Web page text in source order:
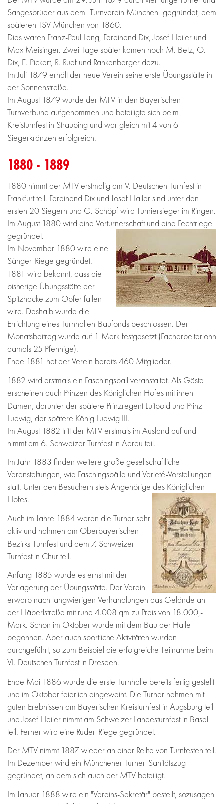
Sangesbrüder aus dem "Turnverein München" gegründet, dem
späteren TSV München von 1860.
Dies waren Franz-Paul Lang, Ferdinand Dix, Josef Hailer und
Max Meisinger. Zwei Tage später kamen noch M. Betz, O.
Dix, E. Pickert, R. Ruef und Rankenberger dazu.
Im Juli 1879 erhält der neue Verein seine erste Übungsstätte in
der Sonnenstraße.
Im August 1879 wurde der MTV in den Bayerischen
Turnverbund aufgenommen und beteiligte sich beim
Kreisturnfest in Straubing und war gleich mit 4 von 6
Siegerkränzen erfolgreich.
1880 - 1889
1880 nimmt der MTV erstmalig am V. Deutschen Turnfest in
Frankfurt teil. Ferdinand Dix und Josef Hailer sind unter den
ersten 20 Siegern und G. Schöpf wird Turniersieger im Ringen.
Im August 1880 wird eine Vorturnerschaft und eine Fechtriege
gegründet.
Im November 1880 wird eine
Sänger-Riege gegründet.
1881 wird bekannt, dass die
bisherige Übungsstätte der
Spitzhacke zum Opfer fallen
wird. Deshalb wurde die
Errichtung eines Turnhallen-Baufonds beschlossen. Der
Monatsbeitrag wurde auf 1 Mark festgesetzt (Facharbeiterlohn
damals 25 Pfennige).
Ende 1881 hat der Verein bereits 460 Mitglieder.
1882 wird erstmals ein Faschingsball veranstaltet. Als Gäste
erscheinen auch Prinzen des Königlichen Hofes mit ihren
Damen, darunter der spätere Prinzregent Luitpold und Prinz
Ludwig, der spätere König Ludwig III.
Im August 1882 tritt der MTV erstmals im Ausland auf und
nimmt am 6. Schweizer Turnfest in Aarau teil.
Im Jahr 1883 finden weitere große gesellschaftliche
Veranstaltungen, wie Faschingsbälle und Varieté-Vorstellungen
statt. Unter den Besuchern stets Angehörige des Königlichen
Hofes.
Auch im Jahre 1884 waren die Turner sehr
aktiv und nahmen am Oberbayerischen
Bezirks-Turnfest und dem 7. Schweizer
Turnfest in Chur teil.
Anfang 1885 wurde es ernst mit der
Verlagerung der Übungsstätte. Der Verein
erwarb nach langwierigen Verhandlungen das Gelände an
der Häberlstraße mit rund 4.008 qm zu Preis von 18.000,-
Mark. Schon im Oktober wurde mit dem Bau der Halle
begonnen. Aber auch sportliche Aktivitäten wurden
durchgeführt, so zum Beispiel die erfolgreiche Teilnahme beim
VI. Deutschen Turnfest in Dresden.
Ende Mai 1886 wurde die erste Turnhalle bereits fertig gestellt
und im Oktober feierlich eingeweiht. Die Turner nehmen mit
guten Erebnissen am Bayerischen Kreisturnfest in Augsburg teil
und Josef Hailer nimmt am Schweizer Landesturnfest in Basel
teil. Ferner wird eine Ruder-Riege gegründet.
Der MTV nimmt 1887 wieder an einer Reihe von Turnfesten teil.
Im Dezember wird ein Münchener Turner-Sanitätszug
gegründet, an dem sich auch der MTV beteiligt.
Im Januar 1888 wird ein "Vereins-Sekretär" bestellt, sozusagen